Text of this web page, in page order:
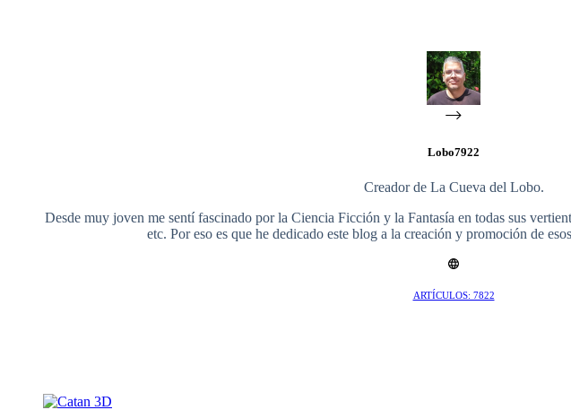
Lobo7922
Creador de La Cueva del Lobo.
Desde muy joven me sentí fascinado por la Ciencia Ficción y la Fantasía en todas sus
etc. Por eso es que he dedicado este blog a la creación y promoción de
ARTÍCULOS: 7822